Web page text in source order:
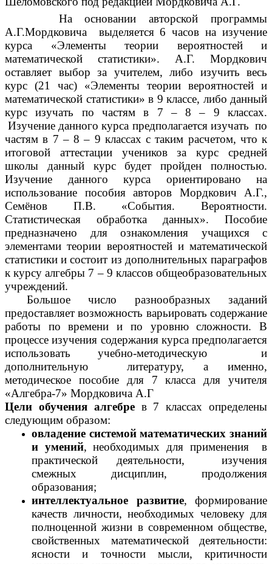
На основании авторской программы
А.Г.Мордковича выделяется 6 часов на изучение
курса «Элементы теории вероятностей и
математической статистики». А.Г. Мордкович
оставляет выбор за учителем, либо изучить весь
курс (21 час) «Элементы теории вероятностей и
математической статистики» в 9 классе, либо данный
курс изучать по частям в 7 – 8 – 9 классах.
Изучение данного курса предполагается изучать по
частям в 7 – 8 – 9 классах с таким расчетом, что к
итоговой аттестации учеников за курс средней
школы данный курс будет пройден полностью.
Изучение данного курса ориентировано на
использование пособия авторов Мордкович А.Г.,
Семёнов П.В. «События. Вероятности.
Статистическая обработка данных». Пособие
предназначено для ознакомления учащихся с
элементами теории вероятностей и математической
статистики и состоит из дополнительных параграфов
к курсу алгебры 7 – 9 классов общеобразовательных
учреждений.
Большое число разнообразных заданий
предоставляет возможность варьировать содержание
работы по времени и по уровню сложности. В
процессе изучения содержания курса предполагается
использовать учебно-методическую и
дополнительную литературу, а именно,
методическое пособие для 7 класса для учителя
«Алгебра-7» Мордковича А.Г
Цели обучения алгебрев 7 классах определены
следующим образом:
овладение системой математических знаний
и умений, необходимых для применения в
практической деятельности, изучения
смежных дисциплин, продолжения
образования;
интеллектуальное развитие, формирование
качеств личности, необходимых человеку для
полноценной жизни в современном обществе,
свойственных математической деятельности:
ясности и точности мысли, критичности